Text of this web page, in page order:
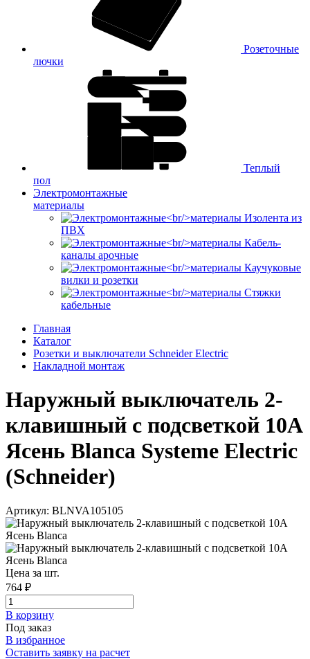
Розеточные
лючки
Теплый
пол
Электромонтажные
материалы
Изолента из
ПВХ
Кабель-
каналы арочные
Каучуковые
вилки и розетки
Стяжки
кабельные
Главная
Каталог
Розетки и выключатели Schneider Electric
Накладной монтаж
Наружный выключатель 2-
клавишный с подсветкой 10А
Ясень Blanca Systeme Electric
(Schneider)
Артикул: BLNVA105105
Цена за шт.
764 ₽
В корзинy
Под заказ
В избранное
Оставить заявку на расчет